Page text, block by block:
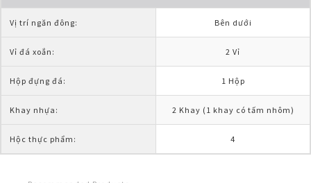
Vị trí ngăn đông: Bên dưới
Vỉ đá xoắn: 2 Vỉ
Hộp đựng đá: 1 Hộp
Khay nhựa: 2 Khay (1 khay có tấm nhôm)
Hộc thực phẩm: 4